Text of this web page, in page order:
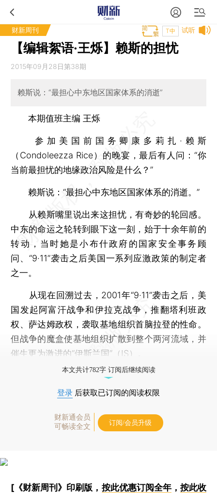
财新周刊 试听
T中
【编辑絮语·王烁】赖斯的担忧
2015年09月28日第38期
赖斯说：“最担心中东地区国家体系的消逝”
本期值班主编 王烁
参加美国前国务卿康多莉扎·赖斯
（Condoleezza Rice）的晚宴，最后有人问：“你
当前最担忧的地缘政治风险是什么？”
赖斯说：“最担心中东地区国家体系的消逝。”
从赖斯嘴里说出来这担忧，有奇妙的轮回感。
中东的命运之轮转到眼下这一刻，始于十余年前的
转动，当时她是小布什政府的国家安全事务顾
问、“9·11”袭击之后美国一系列应激政策的制定者
之一。
从现在回溯过去，2001年“9·11”袭击之后，美
国发起阿富汗战争和伊拉克战争，推翻塔利班政
权、萨达姆政权，袭取基地组织首脑拉登的性命。
但战争的魔盒使基地组织扩散到整个两河流域，并
催生更为激进的“伊斯兰国”（IS）。
本文共计782字 订阅后继续阅读
登录 后获取已订阅的阅读权限
财新通会员
可畅读全文
订阅/会员升级
[《财新周刊》印刷版， 按此优惠订阅全年， 按此收